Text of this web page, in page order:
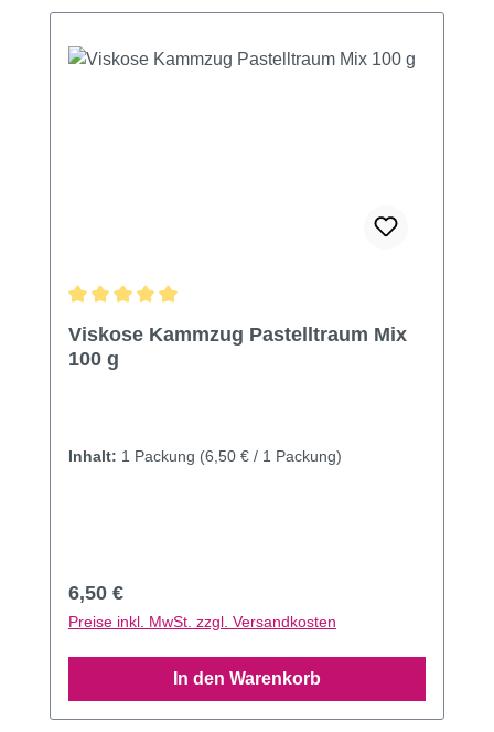
Viskose Kammzug Pastelltraum Mix
100 g
Inhalt: 1 Packung (6,50 € / 1 Packung)
Regulärer Preis:
6,50 €
Preise inkl. MwSt. zzgl. Versandkosten
In den Warenkorb